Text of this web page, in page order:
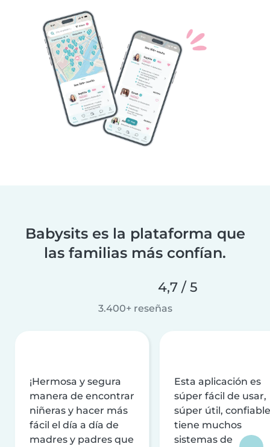
Babysits es la plataforma que
las familias más confían.
4,7 / 5
3.400+ reseñas
¡Hermosa y segura
manera de encontrar
niñeras y hacer más
fácil el día a día de
madres y padres que
Esta aplicación es
súper fácil de usar,
súper útil,
tiene muchos
sistemas de